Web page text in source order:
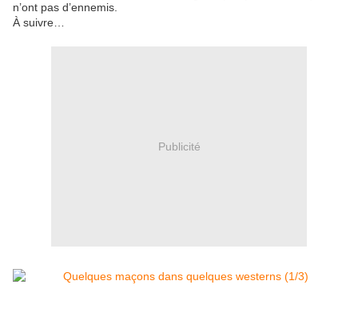
n’ont pas d’ennemis.
À suivre…
Publicité